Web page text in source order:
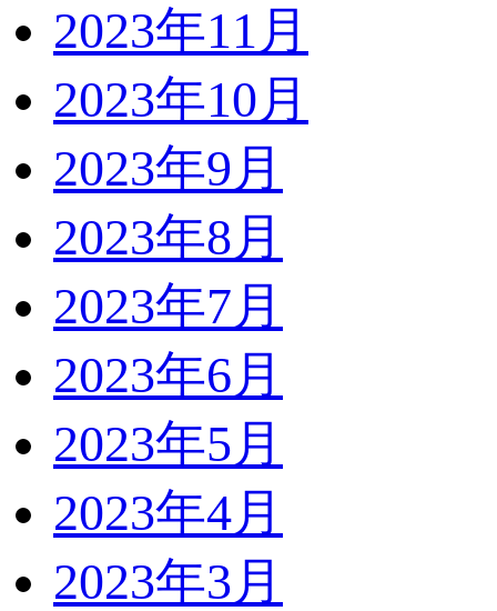
2023年11月
2023年10月
2023年9月
2023年8月
2023年7月
2023年6月
2023年5月
2023年4月
2023年3月